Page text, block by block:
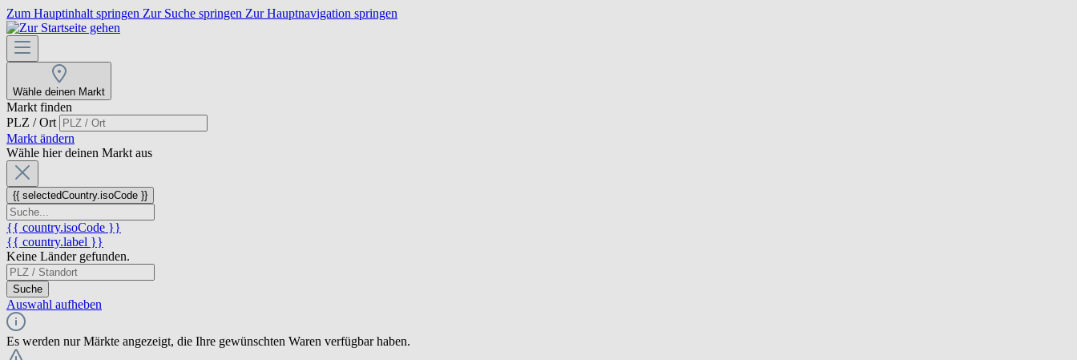
Zum Hauptinhalt springen Zur Suche springen Zur Hauptnavigation springen
Wähle deinen Markt
Markt finden
PLZ / Ort
Markt ändern
Wähle hier deinen Markt aus
{{ selectedCountry.isoCode }}
{{ country.isoCode }}
{{ country.label }}
Keine Länder gefunden.
Suche
Auswahl aufheben
Es werden nur Märkte angezeigt, die Ihre gewünschten Waren verfügbar haben.